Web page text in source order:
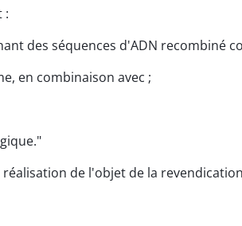
:
des séquences d'ADN recombiné
en combinaison avec ;
de l'objet de la